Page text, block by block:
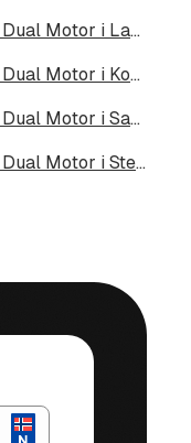
Polestar 3 Long Range Dual Motor i Larvik
Polestar 3 Long Range Dual Motor i Kongsberg
Polestar 3 Long Range Dual Motor i Sandefjord
Polestar 3 Long Range Dual Motor i Steinkjer